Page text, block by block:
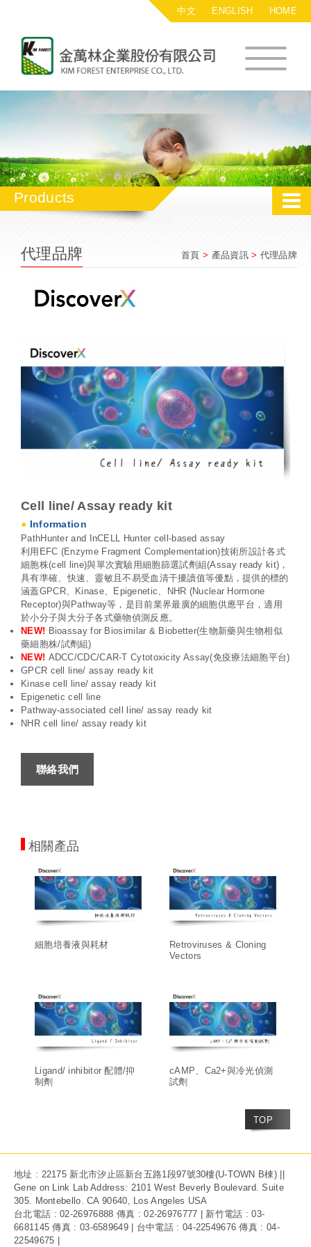
中文 ENGLISH HOME
金萬林
Products
代理品牌 首頁 > 產品資訊> 代理品牌
Cell line/ Assay ready kit
● Information
PathHunter and InCELL Hunter cell-based assay
利用 EFC (Enzyme Fragment Complementation)技術所設計各式
細胞株(cell line)與單次實驗用細胞篩選試劑組(Assay ready kit) ，
具有準確、快速、靈敏且不易受血清干擾讀值等優點，提供的標的
涵蓋GPCR、 Kinase、 Epigenetic、
NHR (Nuclear Hormone
Receptor)與Pathway等，是目前業界最廣的細胞供應平台，適用
於小分子與大分子各式藥物偵測反應。
NEW! Bioassay for Biosimilar & Biobetter(生物新藥與生物相似
藥細胞株/試劑組)
NEW! ADCC/CDC/CAR-T Cytotoxicity Assay(免疫療法細胞平台)
GPCR cell line/ assay ready kit
Kinase cell line/ assay ready kit
Epigenetic cell line
Pathway-associated cell line/ assay ready kit
NHR cell line/ assay ready kit
聯絡我們
相關產品
細胞培養液與耗材
Retroviruses & Cloning
Vectors
Ligand/ inhibitor 配體/抑
制劑
cAMP、Ca2+與冷光偵測
試劑
TOP
地址 : 22175 新北市汐止區新台五路1段97號30樓(U-TOWN B棟) ||
Gene on Link Lab Address: 2101 West Beverly Boulevard. Suite
305. Montebello. CA 90640, Los Angeles USA
台北電話 : 02-26976888 傳真 : 02-26976777 | 新竹電話 : 03-
6681145 傳真 : 03-6589649 | 台中電話 : 04-22549676 傳真 : 04-
22549675 |